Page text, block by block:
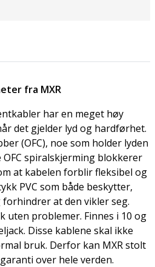
fra MXR
har en meget høy
det gjelder lyd og hardførhet.
(OFC), noe som holder lyden
OFC spiralskjerming blokkerer
at kabelen forblir fleksibel og
PVC som både beskytter,
at den vikler seg.
uten problemer. Finnes i 10 og
Disse kablene skal ikke
bruk. Derfor kan MXR stolt
over hele verden.